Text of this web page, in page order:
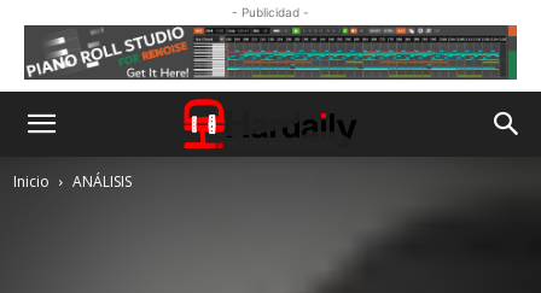
- Publicidad -
Inicio ANÁLISIS